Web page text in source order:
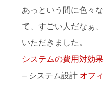
あっという間に色々
て、すごい人だなぁ
いただきました。
システムの費用対効
– システム設計 オフ